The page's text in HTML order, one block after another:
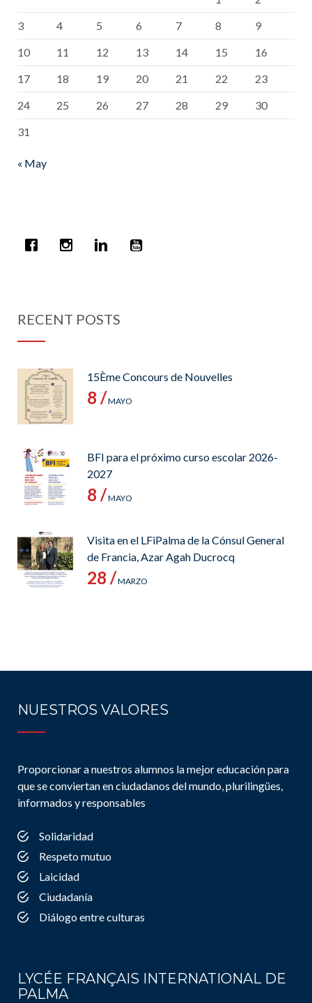
3
4 5 6 7 8
9
10
11 12 13 14 15
16
17
18 19 20 21 22
23
24
25 26 27 28 29
30
31
« May
RECENT POSTS
15Ème Concours de Nouvelles
8 /MAYO
BFI para el próximo curso escolar 2026-
2027
8 /MAYO
Visita en el LFiPalma de la Cónsul General
de Francia, Azar Agah Ducrocq
28 /MARZO
NUESTROS VALORES
Proporcionar a nuestros alumnos la mejor educación para
que se conviertan en ciudadanos del mundo, plurilingües,
informados y responsables
Solidaridad
Respeto mutuo
Laicidad
Ciudadanía
Diálogo entre culturas
LYCÉE FRANÇAIS INTERNATIONAL DE
PALMA